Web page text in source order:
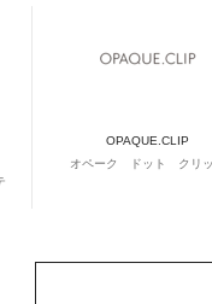
OPAQUE.CLIP
オペーク ドット クリ